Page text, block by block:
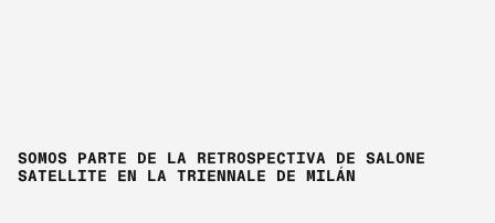
SOMOS PARTE DE LA RETROSPECTIVA DE SALONE
SATELLITE EN LA TRIENNALE DE MILÁN